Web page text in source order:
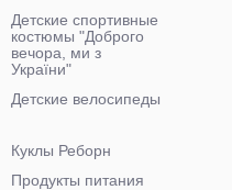
Детские спортивные
костюмы "Доброго
вечора, ми з
України"
Детские велосипеды
Куклы Реборн
Продукты питания